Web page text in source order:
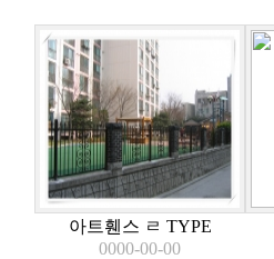
아트휀스 ㄹ TYPE
0000-00-00